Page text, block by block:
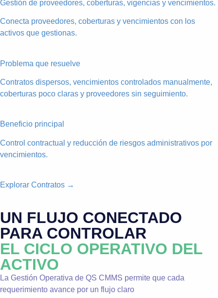
Gestión de proveedores, coberturas, vigencias y vencimientos.
Conecta proveedores, coberturas y vencimientos con los
activos que gestionas.
Problema que resuelve
Contratos dispersos, vencimientos controlados manualmente,
coberturas poco claras y proveedores sin seguimiento.
Beneficio principal
Control contractual y reducción de riesgos administrativos por
vencimientos.
Explorar Contratos →
UN FLUJO CONECTADO
PARA CONTROLAR
EL CICLO OPERATIVO DEL
ACTIVO
La Gestión Operativa de QS CMMS permite que cada
requerimiento avance por un flujo claro